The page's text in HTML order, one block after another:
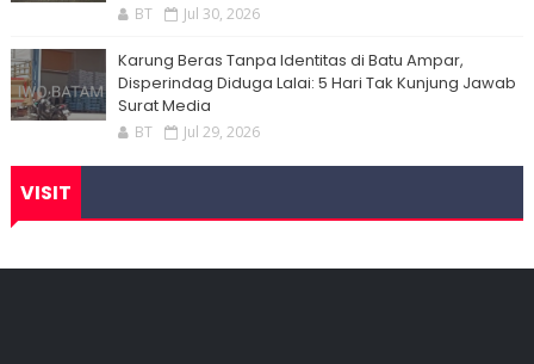
BT Jul 30, 2026
Karung Beras Tanpa Identitas di Batu Ampar,
Disperindag Diduga Lalai: 5 Hari Tak Kunjung Jawab
Surat Media
BT Jul 29, 2026
VISIT